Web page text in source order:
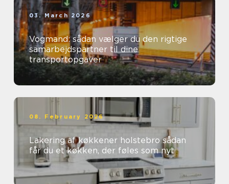
03. March 2026
Vogmand: sådan vælger du den rigtige
samarbejdspartner til dine
transportopgaver
08. February 2026
Lakering af køkkener holstebro sådan
får du et køkken, der føles som nyt